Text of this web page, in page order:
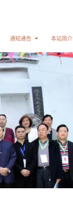
通知通告 本站简介